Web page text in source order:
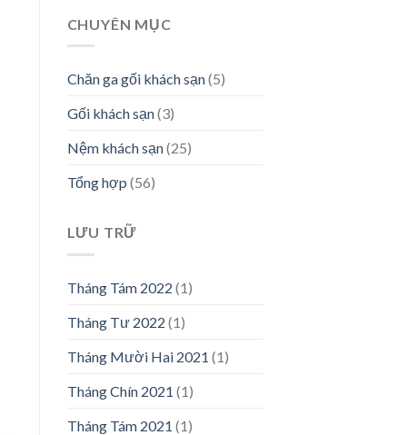
CHUYÊN MỤC
Chăn ga gối khách sạn(5)
Gối khách sạn(3)
Nệm khách sạn(25)
Tổng hợp (56)
LƯU TRỮ
Tháng Tám 2022 (1)
Tháng Tư 2022 (1)
Tháng Mười Hai 2021 (1)
Tháng Chín 2021 (1)
Tháng Tám 2021 (1)